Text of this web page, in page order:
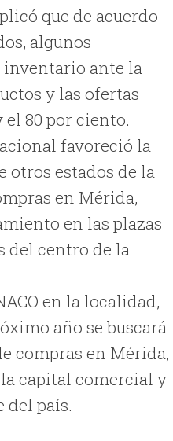
que de acuerdo
algunos
inventario ante la
y las ofertas
el 80 por ciento.
favoreció la
otros estados de la
en Mérida,
en las plazas
del centro de la
en la localidad,
año se buscará
compras en Mérida,
capital comercial y
del país.